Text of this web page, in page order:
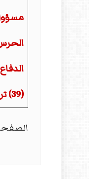
(39) تريليون دينار في 530 ملفاً.. تفاصيل تقرير ديوان الرقابة المالية العراقي لعام 2025
الصفحة 11 من